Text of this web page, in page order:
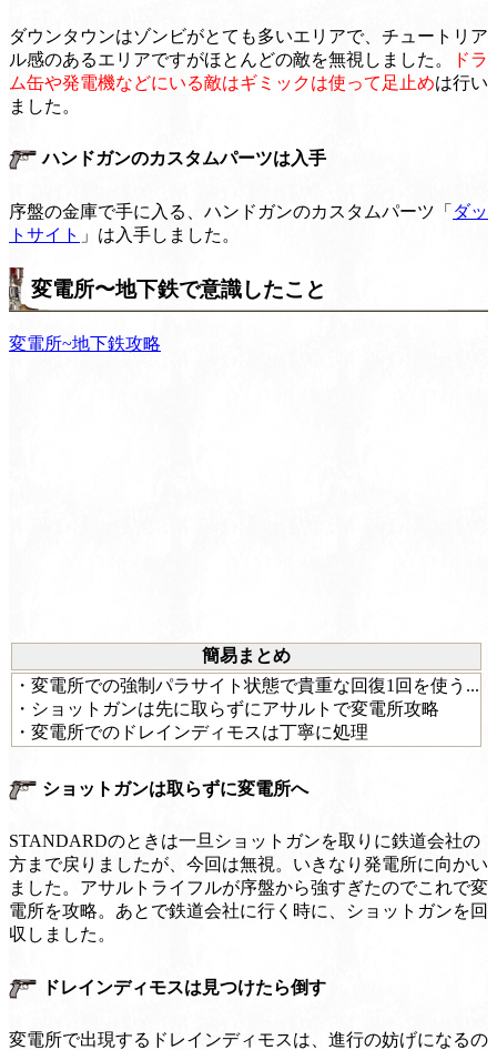
ダウンタウンはゾンビがとても多いエリアで、チュートリア
ル感のあるエリアですがほとんどの敵を無視しました。
ドラ
ム缶や発電機などにいる敵はギミックは使って足止めは行い
ました。
ハンドガンのカスタムパーツは入手
序盤の金庫で手に入る、ハンドガンのカスタムパーツ「 ダッ
トサイト 」は入手しました。
変電所〜地下鉄で意識したこと
変電所~地下鉄攻略
簡易まとめ
・変電所での強制パラサイト状態で貴重な回復1回を使う...
・ショットガンは先に取らずにアサルトで変電所攻略
・変電所でのドレインディモスは丁寧に処理
ショットガンは取らずに変電所へ
STANDARDのときは一旦ショットガンを取りに鉄道会社の
方まで戻りましたが、今回は無視。いきなり発電所に向かい
ました。アサルトライフルが序盤から強すぎたのでこれで変
電所を攻略。あとで鉄道会社に行く時に、ショットガンを回
収しました。
ドレインディモスは見つけたら倒す
変電所で出現するドレインディモスは、進行の妨げになるの